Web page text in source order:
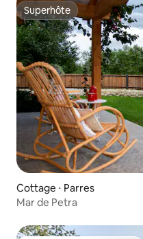
Superhôte
Superhôte
Cottage ⋅ Parres
Mar de Petra